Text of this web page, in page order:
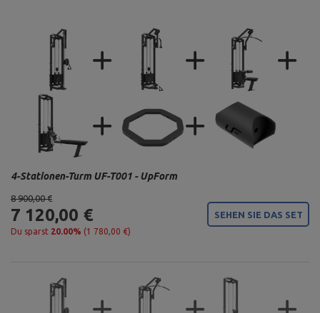
8 900,00 €
7 120,00 €
Du sparst 20.00% (1 780,00 €)
SEHEN SIE DAS SET
4-Stationen-Turm UF-T001 - UpForm